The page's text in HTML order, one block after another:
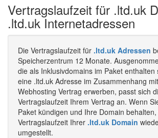
Vertragslaufzeit für .ltd.uk
.ltd.uk Internetadressen
Die Vertragslaufzeit für .ltd.uk Adressen
Speicherzentrum 12 Monate.
die als Inklusivdomains im Paket enthalten
eine .ltd.uk Adresse im Zusammenhang
Webhosting Vertrag erwerben, passt sich
Vertragslaufzeit Ihrem Vertrag an. Wenn
Paket kündigen und Ihre Domain
Vertragslaufzeit Ihrer .ltd.uk Domain
umgestellt.